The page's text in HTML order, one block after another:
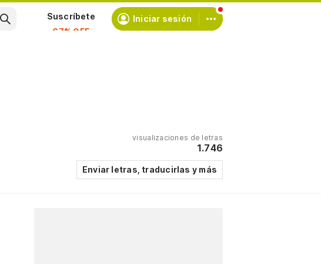
Suscríbete Iniciar sesión
visualizaciones de letras
1.746
Enviar letras, traducirlas y más